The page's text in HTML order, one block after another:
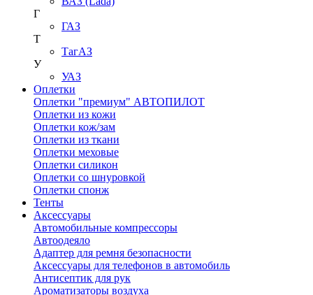
Г
ГАЗ
Т
ТагАЗ
У
УАЗ
Оплетки
Оплетки "премиум" АВТОПИЛОТ
Оплетки из кожи
Оплетки кож/зам
Оплетки из ткани
Оплетки меховые
Оплетки силикон
Оплетки со шнуровкой
Оплетки спонж
Тенты
Аксессуары
Автомобильные компрессоры
Автоодеяло
Адаптер для ремня безопасности
Аксессуары для телефонов в автомобиль
Антисептик для рук
Ароматизаторы воздуха